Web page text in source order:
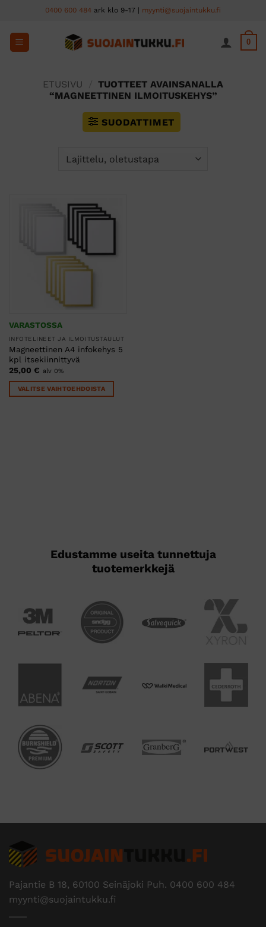
content
0400 600 484 ark klo 9-17 | myynti@suojaintukku.fi
0
ETUSIVU
TUOTTEET AVAINSANALLA
“MAGNEETTINEN ILMOITUSKEHYS”
SUODATTIMET
VARASTOSSA
INFOTELINEET JA ILMOITUSTAULUT
Magneettinen A4 infokehys 5
kpl itsekiinnittyvä
25,00 € alv 0%
VALITSE VAIHTOEHDOISTA
Edustamme useita tunnettuja
tuotemerkkejä
Pajantie B 18, 60100 Seinäjoki Puh. 0400 600 484
myynti@suojaintukku.fi